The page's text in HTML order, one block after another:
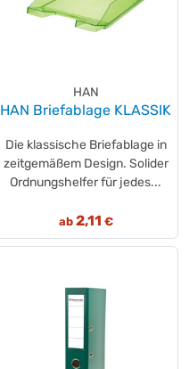
HAN
HAN Briefablage KLASSIK
Die klassische Briefablage in
zeitgemäßem Design. Solider
Ordnungshelfer für jedes...
ab 2,11 €